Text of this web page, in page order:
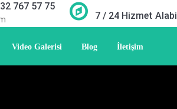
767 57 75
7 / 24 Hizmet
Video Galerisi Blog İletişim